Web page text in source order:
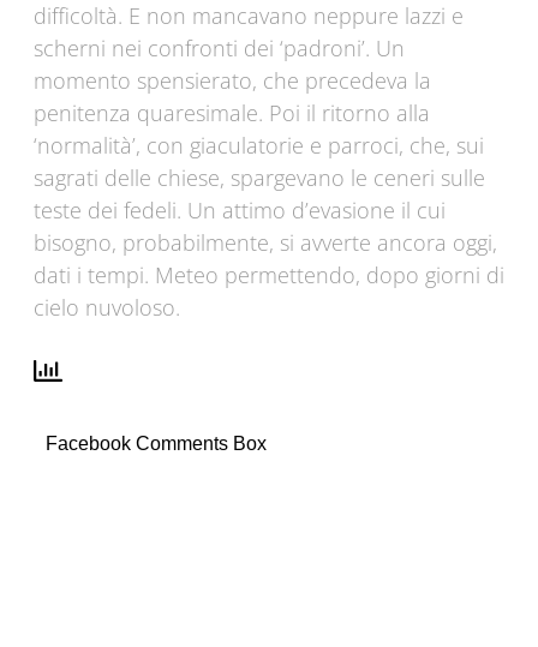
difficoltà. E non mancavano neppure lazzi e
scherni nei confronti dei ‘padroni’. Un
momento spensierato, che precedeva la
penitenza quaresimale. Poi il ritorno alla
‘normalità’, con giaculatorie e parroci, che, sui
sagrati delle chiese, spargevano le ceneri sulle
teste dei fedeli. Un attimo d’evasione il cui
bisogno, probabilmente, si avverte ancora oggi,
dati i tempi. Meteo permettendo, dopo giorni di
cielo nuvoloso.
Facebook Comments Box